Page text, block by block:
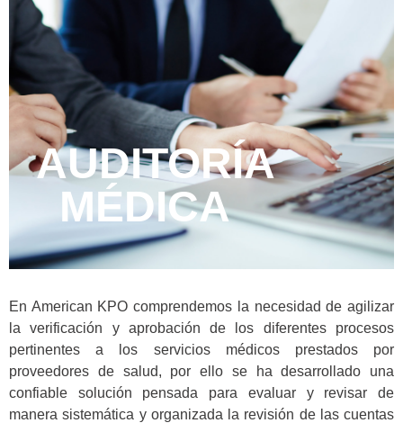
AUDITORÍA
MÉDICA
En American KPO comprendemos la necesidad de agilizar
la verificación y aprobación de los diferentes procesos
pertinentes a los servicios médicos prestados por
proveedores de salud, por ello se ha desarrollado una
confiable solución pensada para evaluar y revisar de
manera sistemática y organizada la revisión de las cuentas